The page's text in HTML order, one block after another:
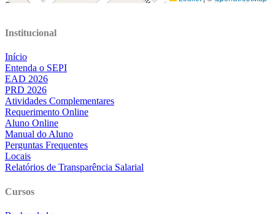
Institucional
Início
Entenda o SEPI
EAD 2026
PRD 2026
Atividades Complementares
Requerimento Online
Aluno Online
Manual do Aluno
Perguntas Frequentes
Locais
Relatórios de Transparência Salarial
Cursos